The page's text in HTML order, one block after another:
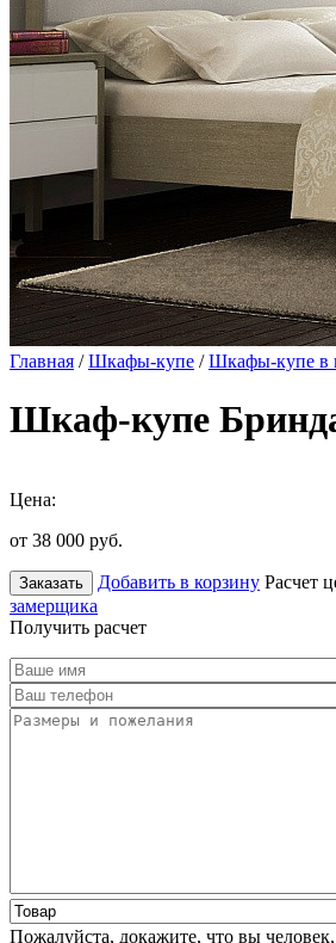
Главная /Шкафы-купе /Шкафы-купе в
Шкаф-купе
Цена:
от 38 000 руб.
Заказать Добавить в корзину Расчет
замерщика
Получить расчет
Пожалуйста, докажите, что вы